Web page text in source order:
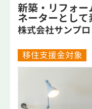
新築・リフォ
ネーターとし
株式会社サンプロ
移住支援金対象